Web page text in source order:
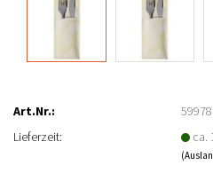
Art.Nr.:
Lieferzeit:
ca.